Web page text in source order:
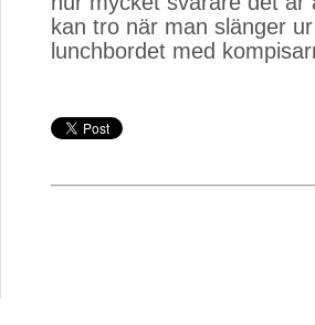
kan tro när man slänger
lunchbordet med